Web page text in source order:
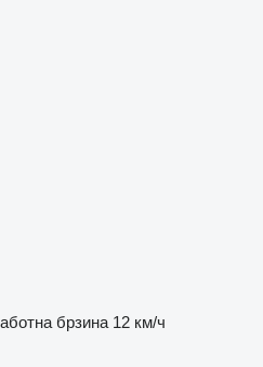
брзина 12 км/ч